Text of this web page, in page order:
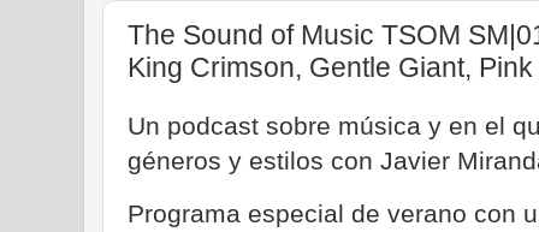
The Sound of Music TSOM
King Crimson, Gentle Giant,
Un podcast sobre música y en el
géneros y estilos con Javier
Programa especial de verano con